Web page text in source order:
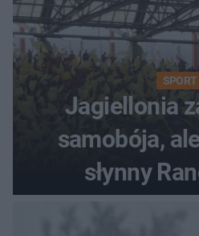
SPORT
Jagiellonia
samobója,
słynny